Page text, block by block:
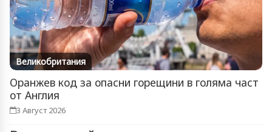
Великобритания
Оранжев код за опасни горещини в голяма част
от Англия
3 Август 2026